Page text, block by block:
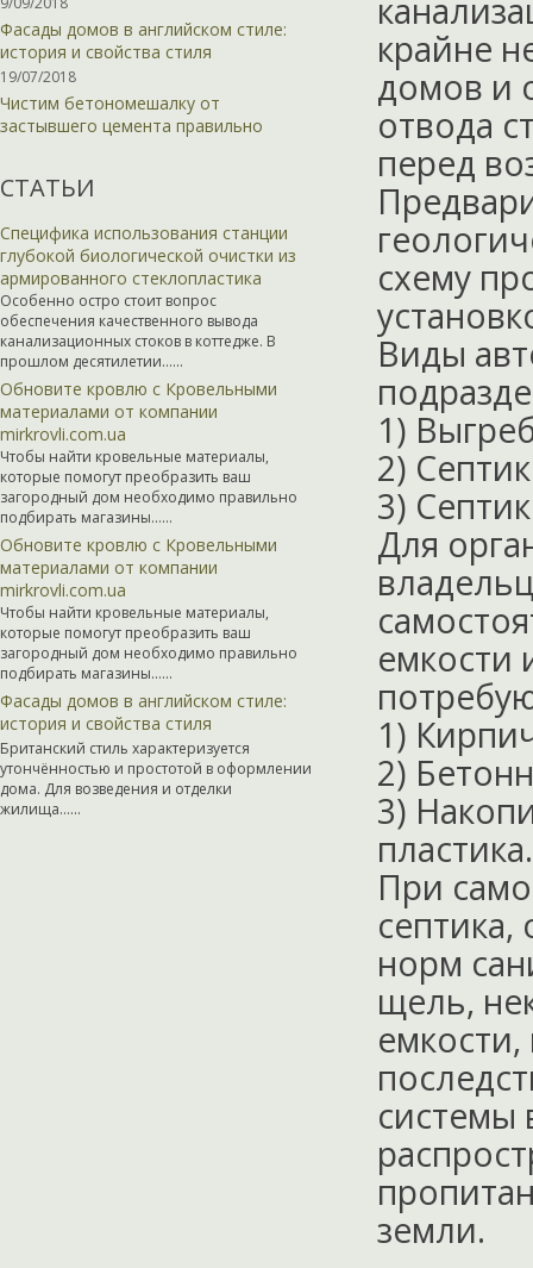
Фасады домов в английском стиле:
история и свойства стиля
19/07/2018
Чистим бетономешалку от
застывшего цемента правильно
СТАТЬИ
Специфика использования станции
глубокой биологической очистки из
армированного стеклопластика
Особенно остро стоит вопрос
обеспечения качественного вывода
канализационных стоков в коттедже. В
прошлом десятилетии…...
Обновите кровлю с Кровельными
материалами от компании
mirkrovli.com.ua
Чтобы найти кровельные материалы,
которые помогут преобразить ваш
загородный дом необходимо правильно
подбирать магазины…...
Обновите кровлю с Кровельными
материалами от компании
mirkrovli.com.ua
Чтобы найти кровельные материалы,
которые помогут преобразить ваш
загородный дом необходимо правильно
подбирать магазины…...
Фасады домов в английском стиле:
история и свойства стиля
Британский стиль характеризуется
утончённостью и простотой в оформлении
дома. Для возведения и отделки
жилища…...
крайне
домов и
отвода
перед
схему
Виды
1)
2)
3)
Для
емкости
1)
2)
3)
пластика.
При
септика,
норм
щель,
системы
земли.